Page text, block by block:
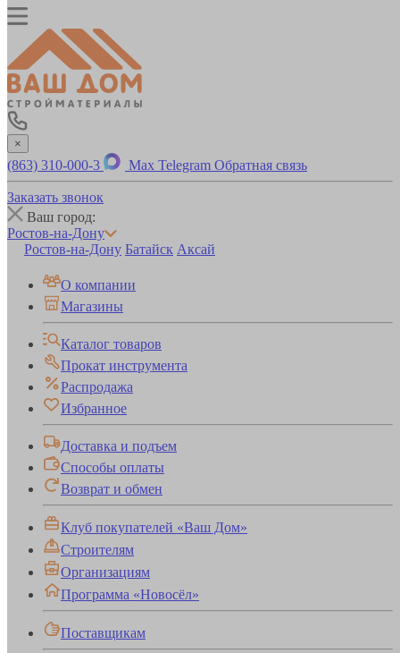
×
(863) 310-000-3 Max Telegram Обратная связь
Заказать звонок
Ваш город:
Ростов-на-Дону
Ростов-на-Дону Батайск Аксай
О компании
Магазины
Каталог товаров
Прокат инструмента
Распродажа
Избранное
Доставка и подъем
Способы оплаты
Возврат и обмен
Клуб покупателей «Ваш Дом»
Строителям
Организациям
Программа «Новосёл»
Поставщикам